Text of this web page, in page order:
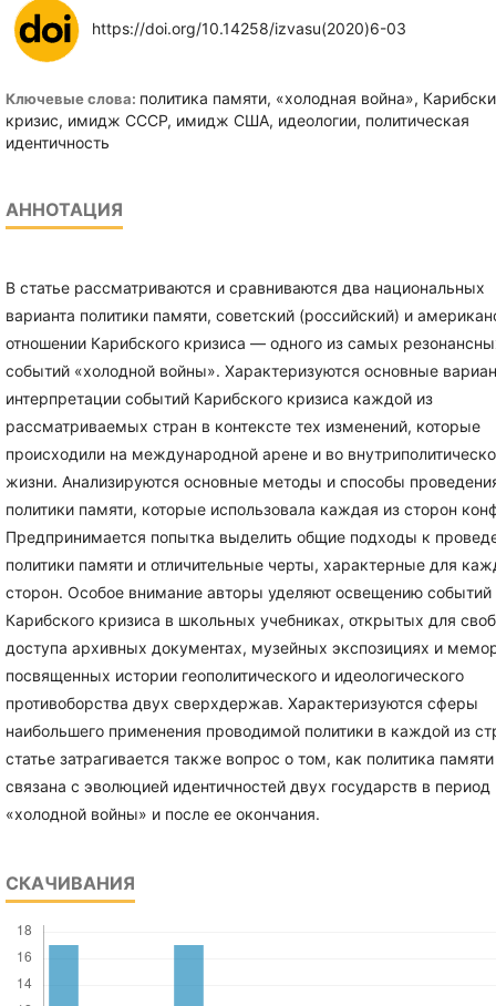
https://doi.org/10.14258/izvasu(2020)6-03
Ключевые слова: политика памяти, «холодная война»,
кризис, имидж СССР, имидж США, идеологии, политическая
идентичность
АННОТАЦИЯ
В статье рассматриваются и сравниваются два национальных
варианта политики памяти, советский (российский) и
отношении Карибского кризиса — одного из самых
событий «холодной войны». Характеризуются основные
интерпретации событий Карибского кризиса каждой из
рассматриваемых стран в контексте тех изменений, которые
происходили на международной арене и во
жизни. Анализируются основные методы и способы
политики памяти, которые использовала каждая из сторон
Предпринимается попытка выделить общие подходы к
политики памяти и отличительные черты, характерные для
сторон. Особое внимание авторы уделяют освещению событий
Карибского кризиса в школьных учебниках, открытых для
доступа архивных документах, музейных экспозициях и
посвященных истории геополитического и идеологического
противоборства двух сверхдержав. Характеризуются сферы
наибольшего применения проводимой политики в каждой из
статье затрагивается также вопрос о том, как политика
связана с эволюцией идентичностей двух государств в период
«холодной войны» и после ее окончания.
СКАЧИВАНИЯ